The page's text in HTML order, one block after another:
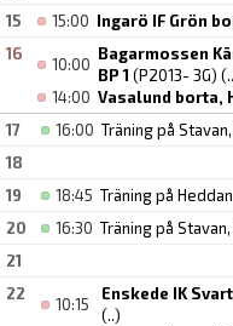
15
15:00 Ingarö IF Grön
16
10:00
Bagarmossen
BP 1 (P2013- 3G)
14:00 Vasalund borta,
17 16:00 Träning på
18
19
18:45 Träning på
20
16:30 Träning på
21
22
10:15
Enskede IK
(..)